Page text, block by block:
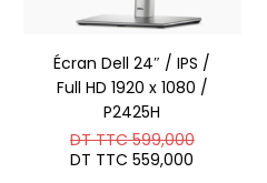
Écran Dell 24″ / IPS /
Full HD 1920 x 1080 /
P2425H
DT TTC599,000Le
DT TTC 559,000